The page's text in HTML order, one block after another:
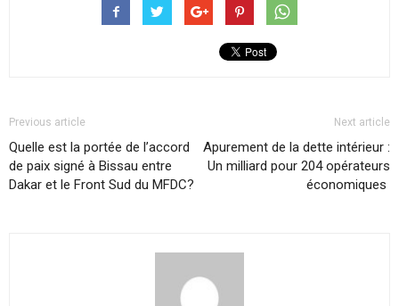
Previous article
Quelle est la portée de l’accord
de paix signé à Bissau entre
Dakar et le Front Sud du MFDC?
Next article
Apurement de la dette intérieur :
Un milliard pour 204 opérateurs
économiques